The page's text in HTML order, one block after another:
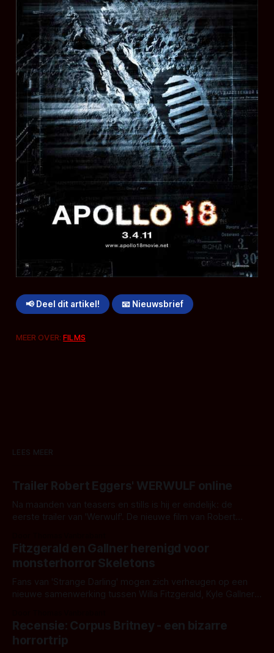
📢 Deel dit artikel! 📧 Nieuwsbrief
MEER OVER:FILMS
LEES MEER
Trailer Robert Eggers' WERWULF online
Na maanden van teasers en stills is hij er eindelijk: de
eerste trailer van 'Werwulf'. De nieuwe film van Robert
kille stijl vol folklore en mythe. Het topic deze keer is (kon
het het al raden?)... de weerwolf. Kijk je mee?
Fitzgerald en Gallner herenigd voor
monsterhorror Skeletons
Fans van 'Strange Darling' mogen zich verheugen op een
nieuwe samenwerking tussen Willa Fitzgerald, Kyle Gallner
'Skeletons', een nieuwe creature feature waarvoor de
opnames zijn gestart in Australië.
Recensie: Corpus Britney - een bizarre
horrortrip